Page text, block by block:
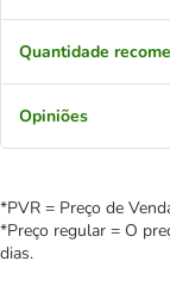
Quantidade
Opiniões
*PVR = Preço de
*Preço regular = O
dias.